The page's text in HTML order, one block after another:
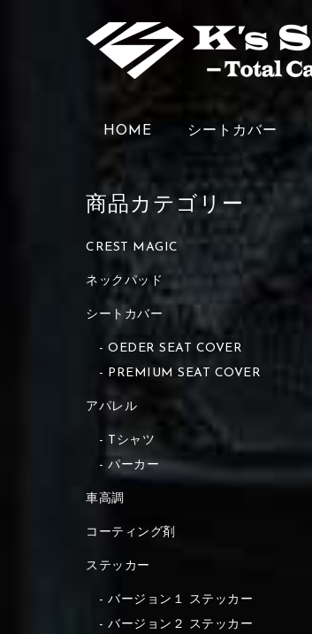
HOME シートカバー
商品カテゴリー
CREST MAGIC
ネックパッド
シートカバー
OEDER SEAT COVER
PREMIUM SEAT COVER
アパレル
Tシャツ
パーカー
車高調
コーティング剤
ステッカー
バージョン１ ステッカー
バージョン２ ステッカー